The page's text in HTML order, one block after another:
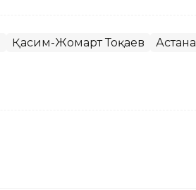
Қасим-Жомарт Тоқаев Астана